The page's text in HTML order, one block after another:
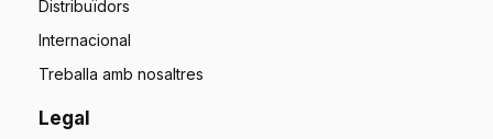
Distribuïdors
Internacional
Treballa amb nosaltres
Legal